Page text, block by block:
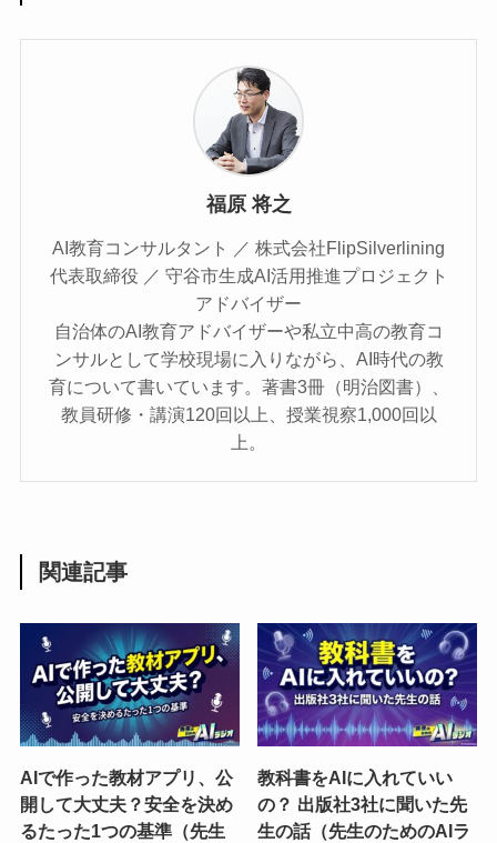
福原 将之
AI教育コンサルタント ／ 株式会社FlipSilverlining
代表取締役 ／ 守谷市生成AI活用推進プロジェクト
アドバイザー
自治体のAI教育アドバイザーや私立中高の教育コ
ンサルとして学校現場に入りながら、AI時代の教
育について書いています。著書3冊（明治図書）、
教員研修・講演120回以上、授業視察1,000回以
上。
関連記事
AIで作った教材アプリ、公
開して大丈夫？安全を決め
るたった1つの基準（先生
教科書をAIに入れていい
の？ 出版社3社に聞いた先
生の話（先生のためのAIラ